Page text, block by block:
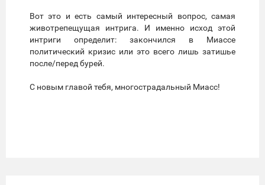
Вот это и есть самый интересный вопрос, самая
животрепещущая интрига. И именно исход этой
интриги определит: закончился в Миассе
политический кризис или это всего лишь затишье
после/перед бурей.
С новым главой тебя, многострадальный Миасс!